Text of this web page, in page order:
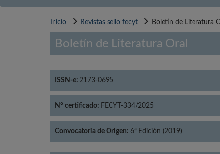
Inicio Revistas sello fecyt Boletín de Literatura
Boletín de Literatura Oral
ISSN-e: 2173-0695
Nº certificado: FECYT-334/2025
Convocatoria de Origen: 6ª Edición (2019)